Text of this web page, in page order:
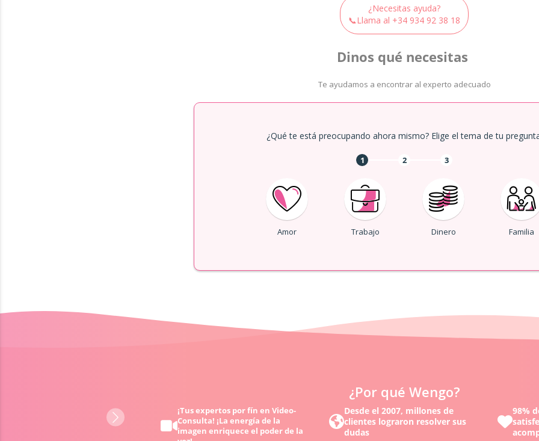
¿Necesitas ayuda?
📞Llama al +34 934 92 38 18
Dinos qué necesitas
Te ayudamos a encontrar al experto adecuado
¿Qué te está preocupando ahora mismo? Elige el tema de tu
1 2 3
Amor Trabajo Dinero Familia
¿Por qué Wengo?
Obtén ayuda 24/7 - cuando
¡Tus expertos por fín en Video-
Consulta! ¡La energía de la
imagen enriquece el poder de la
Desde el 2007, millones de
clientes lograron resolver sus
dudas
98%